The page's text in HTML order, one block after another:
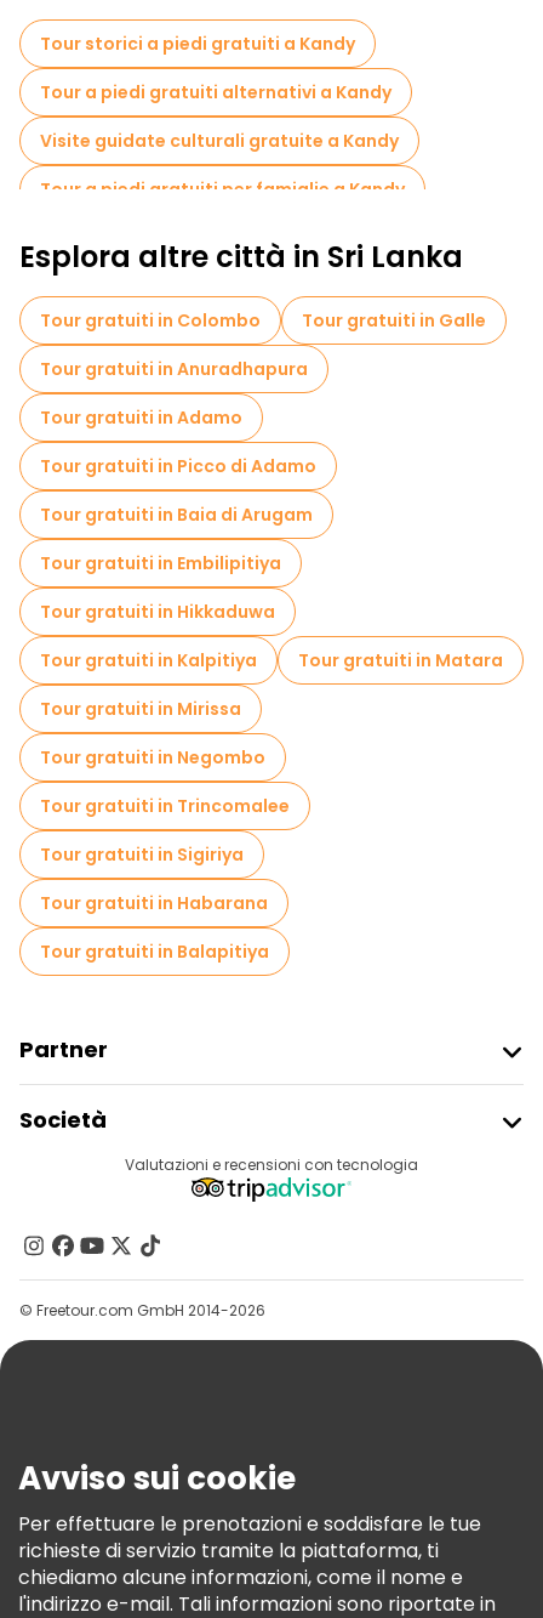
Tour storici a piedi gratuiti a Kandy
Tour a piedi gratuiti alternativi a Kandy
Visite guidate culturali gratuite a Kandy
Tour a piedi gratuiti per famiglie a Kandy
Attività sportive a Kandy
Musei in Kandy
Visite al mercato in Kandy
Tour di degustazione locali in Kandy
Gite giornaliere gratuite a Kandy
Tour in bicicletta a Kandy
Tour gratuiti nelle vicinanze Kandy City Centre
Tour gratuiti nelle vicinanze Sri Dalada Maligawa
Esplora altre città in Sri Lanka
Tour gratuiti in Colombo
Tour gratuiti in Galle
Tour gratuiti in Anuradhapura
Tour gratuiti in Adamo
Tour gratuiti in Picco di Adamo
Tour gratuiti in Baia di Arugam
Tour gratuiti in Embilipitiya
Tour gratuiti in Hikkaduwa
Tour gratuiti in Kalpitiya
Tour gratuiti in Matara
Tour gratuiti in Mirissa
Tour gratuiti in Negombo
Tour gratuiti in Trincomalee
Tour gratuiti in Sigiriya
Tour gratuiti in Habarana
Tour gratuiti in Balapitiya
Partner
Accesso Del Fornitore
Programma Di Affiliazione
Società
Destinazioni
Contattaci
Gruppi
Aiuto
Termini E Condizioni
Informativa Sui Cookie
Freetour Premi
Programma Di Fidelizzazione
Valutazioni e recensioni con tecnologia
© Freetour.com GmbH 2014-2026
Avviso sui cookie
Per effettuare le prenotazioni e soddisfare le tue
richieste di servizio tramite la piattaforma, ti
chiediamo alcune informazioni, come il nome e
l'indirizzo e-mail. Tali informazioni sono riportate in